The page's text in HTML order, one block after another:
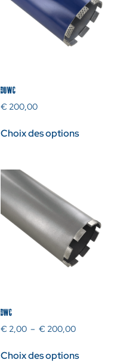
DUWC
€ 200,00
Choix des options
DWC
€ 2,00 – € 200,00
Choix des options